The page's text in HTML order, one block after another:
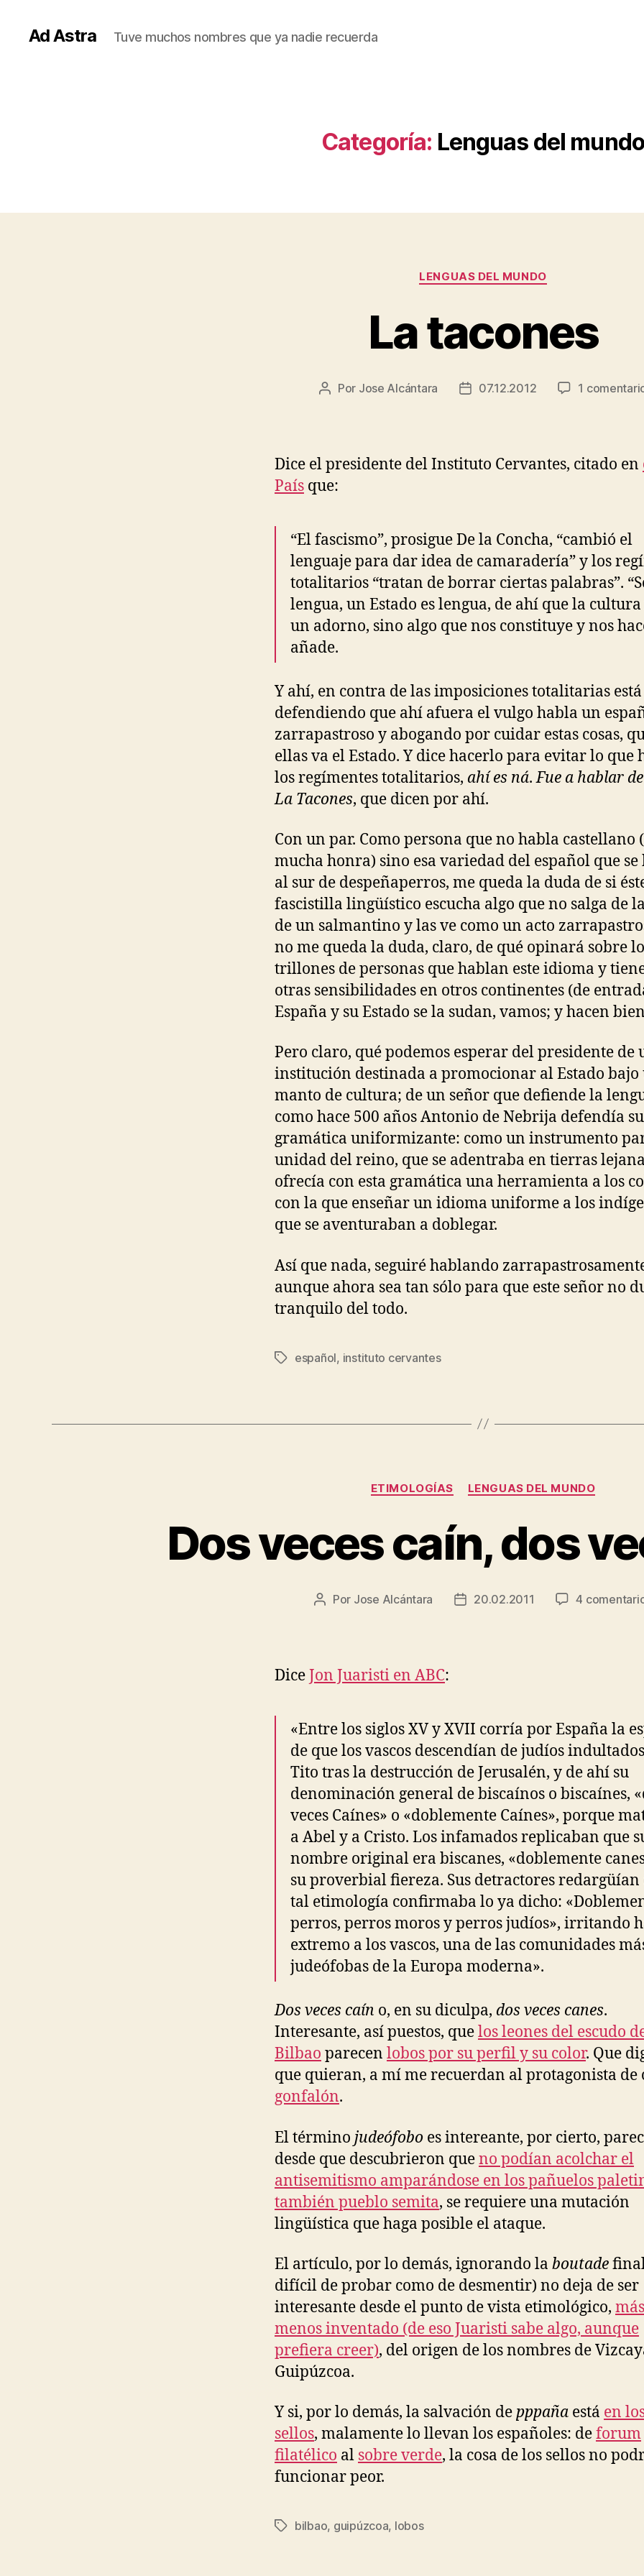
Ad Astra Tuve muchos nombres que ya nadie recuerda
Categoría: Lenguas del mundo
Categorías
LENGUAS DEL MUNDO
La tacones
Autor
Por Jose Alcántara
Fecha07.12.2012 1
Dice el presidente del Instituto Cervantes, citado en
País que:
“El fascismo”, prosigue De la Concha, “cambió el
lenguaje para dar idea de camaradería” y los
totalitarios “tratan de borrar ciertas palabras”.
lengua, un Estado es lengua, de ahí que la cultura
un adorno, sino algo que nos constituye y nos
añade.
Y ahí, en contra de las imposiciones totalitarias está
defendiendo que ahí afuera el vulgo habla un
zarrapastroso y abogando por cuidar estas cosas,
ellas va el Estado. Y dice hacerlo para evitar lo que
los regímentes totalitarios, ahí es ná.Fue a hablar
La Tacones, que dicen por ahí.
Con un par. Como persona que no habla castellano
mucha honra) sino esa variedad del español que se
al sur de despeñaperros, me queda la duda de si
fascistilla lingüístico escucha algo que no salga de
de un salmantino y las ve como un acto
no me queda la duda, claro, de qué opinará sobre
trillones de personas que hablan este idioma y
otras sensibilidades en otros continentes (de
España y su Estado se la sudan, vamos; y hacen
Pero claro, qué podemos esperar del presidente de
institución destinada a promocionar al Estado bajo
manto de cultura; de un señor que defiende la
como hace 500 años Antonio de Nebrija defendía su
gramática uniformizante: como un instrumento
unidad del reino, que se adentraba en tierras
ofrecía con esta gramática una herramienta a los
con la que enseñar un idioma uniforme a los
que se aventuraban a doblegar.
Así que nada, seguiré hablando
aunque ahora sea tan sólo para que este señor no
tranquilo del todo.
Etiquetas
español, instituto cervantes
Categorías
ETIMOLOGÍAS LENGUAS DEL MUNDO
Dos veces caín, dos
Autor
Por Jose Alcántara
Fecha20.02.2011 4
DiceJon Juaristi en ABC:
«Entre los siglos XV y XVII corría por España la
de que los vascos descendían de judíos
Tito tras la destrucción de Jerusalén, y de ahí su
denominación general de biscaínos o biscaínes,
veces Caínes» o «doblemente Caínes», porque
a Abel y a Cristo. Los infamados replicaban que
nombre original era biscanes, «doblemente
su proverbial fiereza. Sus detractores redargüían
tal etimología confirmaba lo ya dicho:
perros, perros moros y perros judíos», irritando
extremo a los vascos, una de las comunidades
judeófobas de la Europa moderna».
Dos veces caín o, en su diculpa, dos veces canes.
Interesante, así puestos, quelos leones del escudo
Bilbao parecen lobos por su perfil y su color. Que
que quieran, a mí me recuerdan al protagonista de
gonfalón.
El término judeófobo es intereante, por cierto,
desde que descubrieron queno podían acolchar el
antisemitismo amparándose en los pañuelos
también pueblo semita, se requiere una mutación
lingüística que haga posible el ataque.
El artículo, por lo demás, ignorando la boutade
difícil de probar como de desmentir) no deja de ser
interesante desde el punto de vista etimológico,
menos inventado (de eso Juaristi sabe algo, aunque
prefiera creer), del origen de los nombres de
Guipúzcoa.
Y si, por lo demás, la salvación depppaña está en
sellos, malamente lo llevan los españoles: deforum
filatélico al sobre verde, la cosa de los sellos no
funcionar peor.
Etiquetas
bilbao, guipúzcoa, lobos